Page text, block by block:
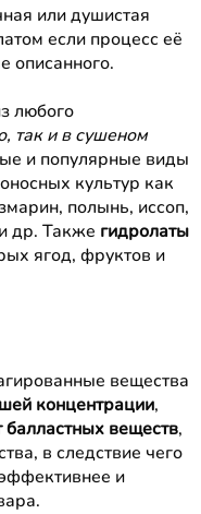
или душистая
если процесс её
описанного.
любого
так и в сушеном
и популярные виды
культур как
полынь, иссоп,
др. Также гидролаты
ягод, фруктов и
вещества
концентрации,
веществ,
в следствие чего
и